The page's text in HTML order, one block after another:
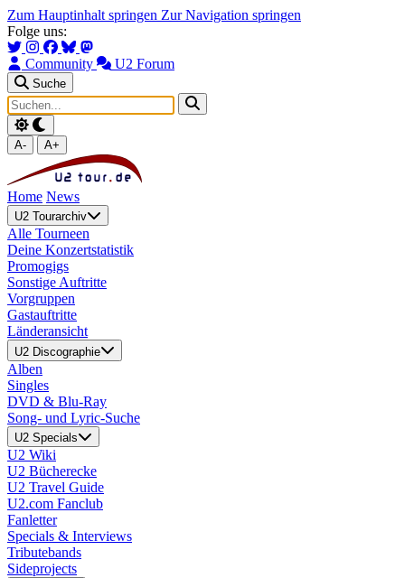
Zum Hauptinhalt springen Zur Navigation springen
Folge uns:
Community U2 Forum
Suche
A- A+
Home News
U2 Tourarchiv
Alle Tourneen
Deine Konzertstatistik
Promogigs
Sonstige Auftritte
Vorgruppen
Gastauftritte
Länderansicht
U2 Discographie
Alben
Singles
DVD & Blu-Ray
Song- und Lyric-Suche
U2 Specials
U2 Wiki
U2 Bücherecke
U2 Travel Guide
U2.com Fanclub
Fanletter
Specials & Interviews
Tributebands
Sideprojects